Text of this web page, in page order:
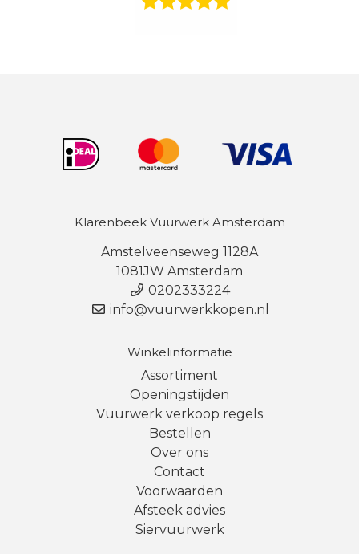
Klarenbeek Vuurwerk Amsterdam
Amstelveenseweg 1128A
1081JW Amsterdam
0202333224
info@vuurwerkkopen.nl
Winkelinformatie
Assortiment
Openingstijden
Vuurwerk verkoop regels
Bestellen
Over ons
Contact
Voorwaarden
Afsteek advies
Siervuurwerk